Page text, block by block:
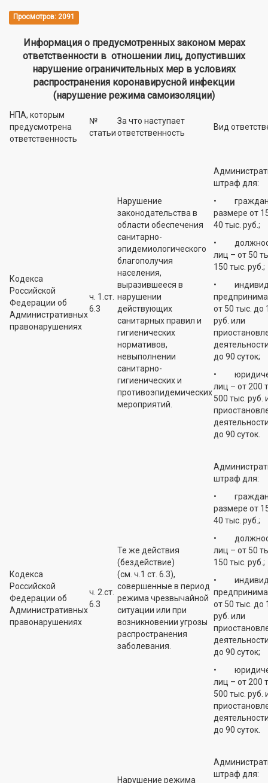
Просмотров: 2091
Информация о предусмотренных законом мерах
ответственности в отношении лиц, допустивших
нарушение ограничительных мер в условиях
распространения коронавирусной инфекции
(нарушение режима самоизоляции)
НПА, которым
предусмотрена
ответственность
№
статьи
За что наступает
ответственность
Вид
Кодекса
Российской
Федерации об
Административных
правонарушениях
ч. 1.ст.
6.3
Нарушение
законодательства в
области обеспечения
санитарно-
эпидемиологического
благополучия
населения,
выразившееся в
нарушении
действующих
санитарных правил и
гигиенических
нормативов,
невыполнении
санитарно-
гигиенических и
противоэпидемических
мероприятий.
штраф для:
• граждан
размере от
40 тыс. руб.;
•
лиц – от 50
150 тыс. руб.;
•
от 50 тыс. до
руб. или
до 90 суток;
•
лиц – от 200
500 тыс. руб.
до 90 суток.
Кодекса
Российской
Федерации об
Административных
правонарушениях
ч. 2.ст.
6.3
Те же действия
(бездействие)
(см. ч.1 ст. 6.3),
совершенные в период
режима чрезвычайной
ситуации или при
возникновении угрозы
распространения
заболевания.
штраф для:
• граждан
размере от
40 тыс. руб.;
•
лиц – от 50
150 тыс. руб.;
•
от 50 тыс. до
руб. или
до 90 суток;
•
лиц – от 200
500 тыс. руб.
до 90 суток.
Нарушение режима
штраф для: